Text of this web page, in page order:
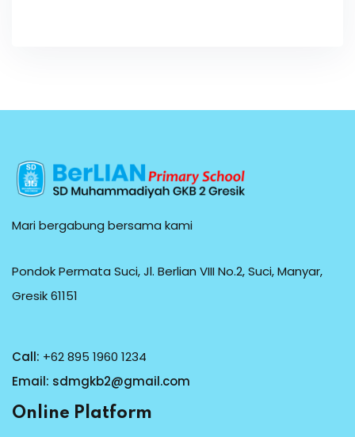
Mari bergabung bersama kami
Pondok Permata Suci, Jl. Berlian VIII No.2, Suci, Manyar,
Gresik 61151
Call: +62 895 1960 1234
Email: sdmgkb2@gmail.com
Online Platform